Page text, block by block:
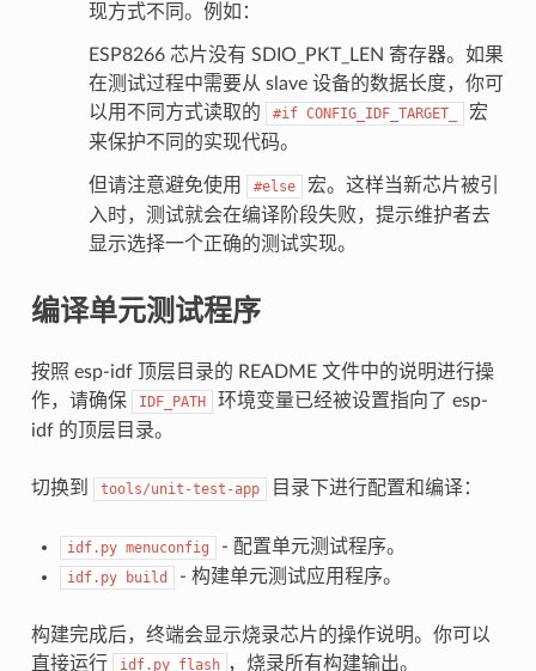
现方式不同。例如：
ESP8266 芯片没有 SDIO_PKT_LEN 寄存器。如果
在测试过程中需要从 slave 设备的数据长度，你可
以用不同方式读取的
#if CONFIG_IDF_TARGET_
宏
来保护不同的实现代码。
但请注意避免使用 #else
宏。这样当新芯片被引
入时，测试就会在编译阶段失败，提示维护者去
显示选择一个正确的测试实现。
编译单元测试程序
按照 esp-idf 顶层目录的 README 文件中的说明进行操
作，请确保
IDF_PATH
环境变量已经被设置指向了 esp-
idf 的顶层目录。
切换到 tools/unit-test-app 目录下进行配置和编译：
idf.py menuconfig - 配置单元测试程序。
idf.py build - 构建单元测试应用程序。
构建完成后，终端会显示烧录芯片的操作说明。你可以
直接运行
idf.py flash ，烧录所有构建输出。